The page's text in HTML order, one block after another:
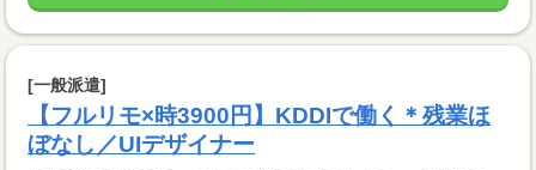
[一般派遣]
【フルリモ×時3900円】KDDIで働く＊残業ほ
ぼなし／UIデザイナー